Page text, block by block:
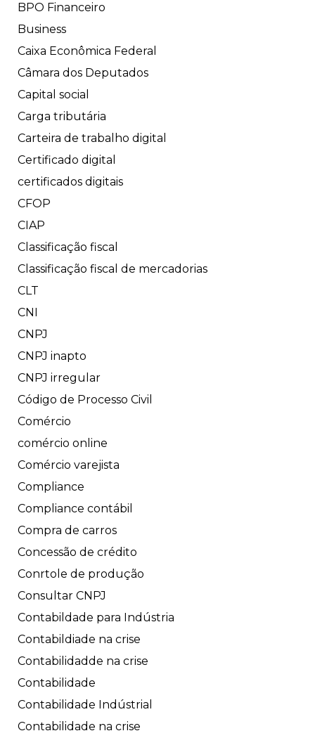
BPO Financeiro
Business
Caixa Econômica Federal
Câmara dos Deputados
Capital social
Carga tributária
Carteira de trabalho digital
Certificado digital
certificados digitais
CFOP
CIAP
Classificação fiscal
Classificação fiscal de mercadorias
CLT
CNI
CNPJ
CNPJ inapto
CNPJ irregular
Código de Processo Civil
Comércio
comércio online
Comércio varejista
Compliance
Compliance contábil
Compra de carros
Concessão de crédito
Conrtole de produção
Consultar CNPJ
Contabildade para Indústria
Contabildiade na crise
Contabilidadde na crise
Contabilidade
Contabilidade Indústrial
Contabilidade na crise